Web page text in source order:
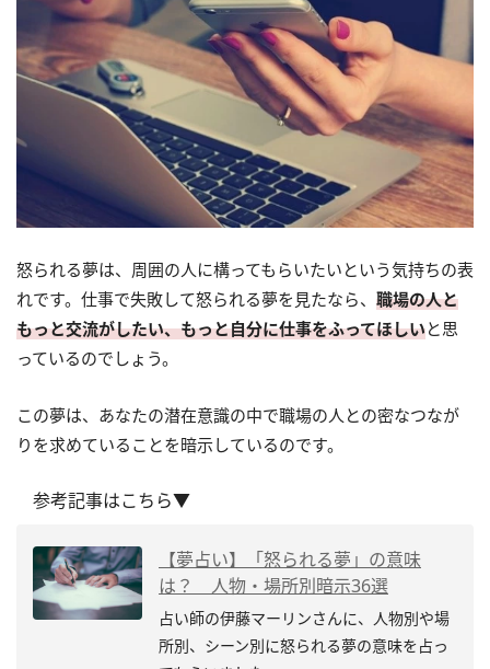
怒られる夢は、周囲の人に構ってもらいたいという気持ちの表
れです。仕事で失敗して怒られる夢を見たなら、 職場の人と
もっと交流がしたい、もっと自分に仕事をふってほしいと思
っているのでしょう。
この夢は、あなたの潜在意識の中で職場の人との密なつなが
りを求めていることを暗示しているのです。
参考記事はこちら▼
【夢占い】「怒られる夢」の意味
は？ 人物・場所別暗示36選
占い師の伊藤マーリンさんに、人物別や場
所別、シーン別に怒られる夢の意味を占っ